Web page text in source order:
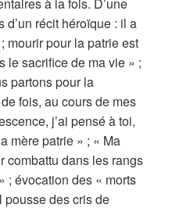
à la fois. D’une
récit héroïque : il a
mourir pour la patrie est
le sacrifice de ma vie » ;
partons pour la
fois, au cours de mes
j’ai pensé à toi,
mère patrie » ; « Ma
combattu dans les rangs
; évocation des « morts
pousse des cris de